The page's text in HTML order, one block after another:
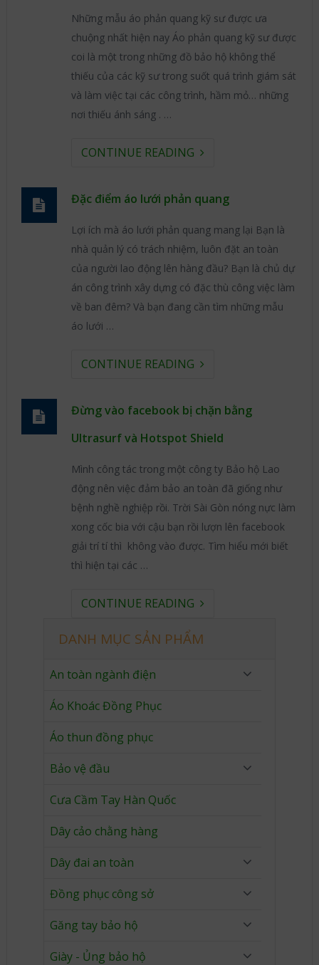
Những mẫu áo phản quang kỹ sư được ưa
chuộng nhất hiện nay Áo phản quang kỹ sư được
coi là một trong những đồ bảo hộ không thể
thiếu của các kỹ sư trong suốt quá trình giám sát
và làm việc tại các công trình, hầm mỏ… những
nơi thiếu ánh sáng . …
CONTINUE READING
Đặc điểm áo lưới phản quang
Lợi ích mà áo lưới phản quang mang lại Bạn là
nhà quản lý có trách nhiệm, luôn đặt an toàn
của người lao động lên hàng đầu? Bạn là chủ dự
án công trình xây dựng có đặc thù công việc làm
về ban đêm? Và bạn đang cần tìm những mẫu
áo lưới …
CONTINUE READING
Đừng vào facebook bị chặn bằng
Ultrasurf và Hotspot Shield
Mình công tác trong một công ty Bảo hộ Lao
động nên việc đảm bảo an toàn đã giống như
bệnh nghề nghiệp rồi. Trời Sài Gòn nóng nực làm
xong cốc bia với cậu bạn rồi lượn lên facebook
giải trí tí thì không vào được. Tìm hiểu mới biết
thì hiện tại các …
CONTINUE READING
DANH MỤC SẢN PHẨM
An toàn ngành điện
Áo Khoác Đồng Phục
Áo thun đồng phục
Bảo vệ đầu
Cưa Cầm Tay Hàn Quốc
Dây cảo chằng hàng
Dây đai an toàn
Đồng phục công sở
Găng tay bảo hộ
Giày - Ủng bảo hộ